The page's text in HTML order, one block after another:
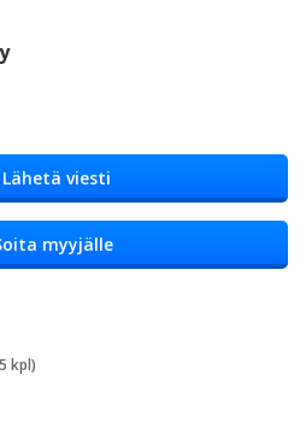
Lähetä viesti
myyjälle
kpl)